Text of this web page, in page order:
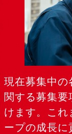
現在募集中の
関する募集
けます。これ
ープの成長に